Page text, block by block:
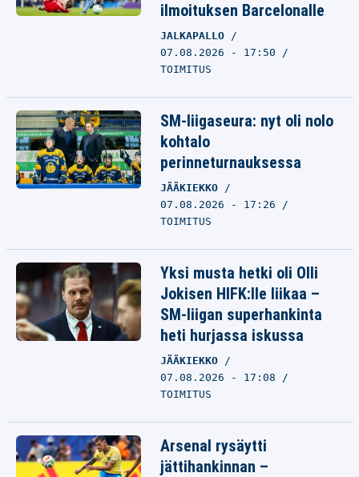
ilmoituksen Barcelonalle
JALKAPALLO
07.08.2026 - 17:50
TOIMITUS
SM-liigaseura: nyt oli nolo
kohtalo
perinneturnauksessa
JÄÄKIEKKO
07.08.2026 - 17:26
TOIMITUS
Yksi musta hetki oli Olli
Jokisen HIFK:lle liikaa –
SM-liigan superhankinta
heti hurjassa iskussa
JÄÄKIEKKO
07.08.2026 - 17:08
TOIMITUS
Arsenal rysäytti
jättihankinnan –